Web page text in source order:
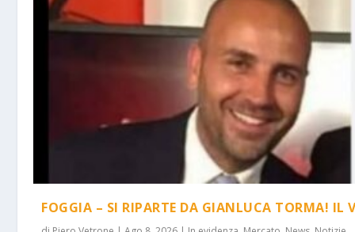
FOGGIA – SI RIPARTE DA GIANLUCA TORMA! IL